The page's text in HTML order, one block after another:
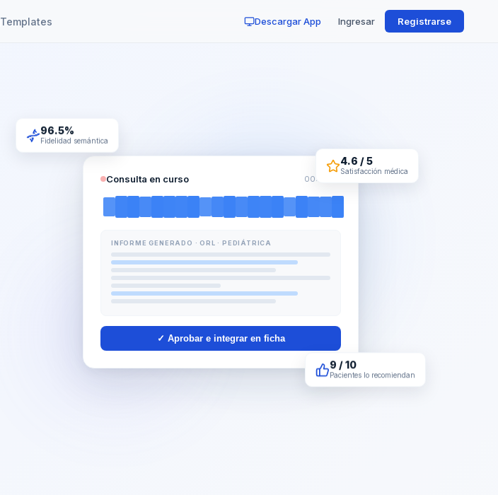
Templates Descargar App Ingresar Registrarse
96.5%
Fidelidad semántica
4.6 / 5
Satisfacción médica
Consulta en curso 00:04:32
INFORME GENERADO · ORL · PEDIÁTRICA
✓ Aprobar e integrar en ficha
9 / 10
Pacientes lo recomiendan